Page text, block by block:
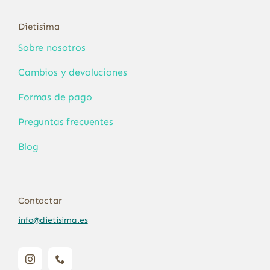
Dietisima
Sobre nosotros
Cambios y devoluciones
Formas de pago
Preguntas frecuentes
Blog
Contactar
info@dietisima.es